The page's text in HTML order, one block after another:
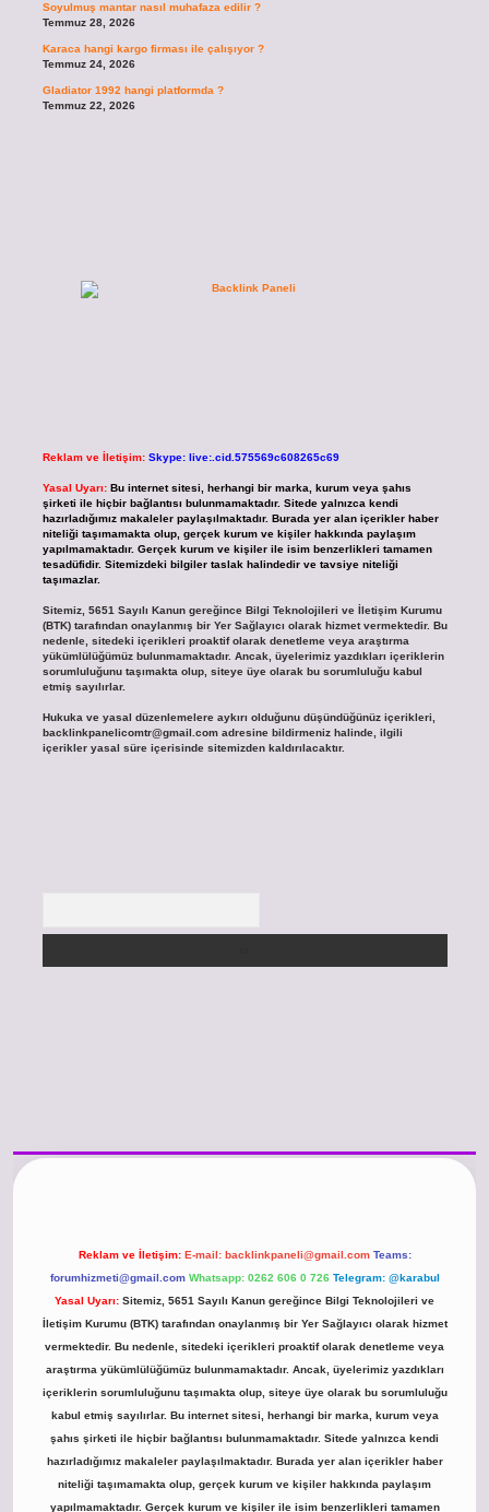
Soyulmuş mantar nasıl muhafaza edilir ?
Temmuz 28, 2026
Karaca hangi kargo firması ile çalışıyor ?
Temmuz 24, 2026
Gladiator 1992 hangi platformda ?
Temmuz 22, 2026
Reklam ve İletişim: Skype: live:.cid.575569c608265c69
Yasal Uyarı: Bu internet sitesi, herhangi bir marka, kurum veya şahıs
şirketi ile hiçbir bağlantısı bulunmamaktadır. Sitede yalnızca kendi
hazırladığımız makaleler paylaşılmaktadır. Burada yer alan içerikler haber
niteliği taşımamakta olup, gerçek kurum ve kişiler hakkında paylaşım
yapılmamaktadır. Gerçek kurum ve kişiler ile isim benzerlikleri tamamen
tesadüfidir. Sitemizdeki bilgiler taslak halindedir ve tavsiye niteliği
taşımazlar.
Sitemiz, 5651 Sayılı Kanun gereğince Bilgi Teknolojileri ve İletişim Kurumu
(BTK) tarafından onaylanmış bir Yer Sağlayıcı olarak hizmet vermektedir. Bu
nedenle, sitedeki içerikleri proaktif olarak denetleme veya araştırma
yükümlülüğümüz bulunmamaktadır. Ancak, üyelerimiz yazdıkları içeriklerin
sorumluluğunu taşımakta olup, siteye üye olarak bu sorumluluğu kabul
etmiş sayılırlar.
Hukuka ve yasal düzenlemelere aykırı olduğunu düşündüğünüz içerikleri,
backlinkpanelicomtr@gmail.comadresine bildirmeniz halinde, ilgili
içerikler yasal süre içerisinde sitemizden kaldırılacaktır.
Reklam ve İletişim: E-mail: backlinkpaneli@gmail.com Teams:
forumhizmeti@gmail.com Whatsapp: 0262 606 0 726 Telegram: @karabul
Yasal Uyarı: Sitemiz, 5651 Sayılı Kanun gereğince Bilgi Teknolojileri ve
İletişim Kurumu (BTK) tarafından onaylanmış bir Yer Sağlayıcı olarak hizmet
vermektedir. Bu nedenle, sitedeki içerikleri proaktif olarak denetleme veya
araştırma yükümlülüğümüz bulunmamaktadır. Ancak, üyelerimiz yazdıkları
içeriklerin sorumluluğunu taşımakta olup, siteye üye olarak bu sorumluluğu
kabul etmiş sayılırlar. Bu internet sitesi, herhangi bir marka, kurum veya
şahıs şirketi ile hiçbir bağlantısı bulunmamaktadır. Sitede yalnızca kendi
hazırladığımız makaleler paylaşılmaktadır. Burada yer alan içerikler haber
niteliği taşımamakta olup, gerçek kurum ve kişiler hakkında paylaşım
yapılmamaktadır. Gerçek kurum ve kişiler ile isim benzerlikleri tamamen